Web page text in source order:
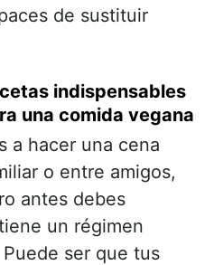
de sustituir
indispensables
una comida vegana
a hacer una cena
o entre amigos,
antes debes
un régimen
ser que tus